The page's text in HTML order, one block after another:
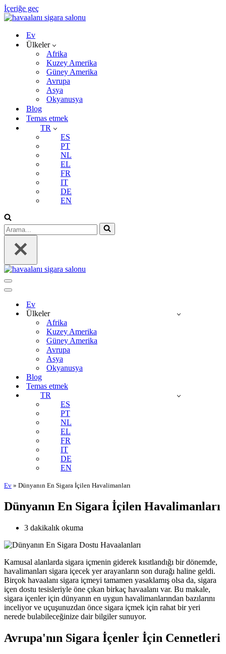
İçeriğe geç
Ev
Ülkeler
Afrika
Kuzey Amerika
Güney Amerika
Avrupa
Asya
Okyanusya
Blog
Temas etmek
TR
ES
PT
NL
EL
FR
IT
DE
EN
Arama...
Dolaşım
menüsü
Dolaşım
menüsüEv
Ülkeler
Afrika
Kuzey Amerika
Güney Amerika
Avrupa
Asya
Okyanusya
Blog
Temas etmek
TR
ES
PT
NL
EL
FR
IT
DE
EN
Ev » Dünyanın En Sigara İçilen Havalimanları
Dünyanın En Sigara İçilen Havalimanları
3 dakikalık okuma
Kamusal alanlarda sigara içmenin giderek kısıtlandığı bir dönemde,
havalimanları sigara içecek yer arayanların son durağı haline geldi.
Birçok havaalanı sigara içmeyi tamamen yasaklamış olsa da, sigara
içen dostu tesisleriyle öne çıkan birkaç havaalanı var. Bu makale,
sigara içenler için dünyanın en uygun havalimanlarından bazılarını
inceliyor ve uçuşunuzdan önce sigara içmek için rahat bir yeri
nerede bulabileceğinize dair bilgiler sunuyor.
Avrupa'nın Sigara İçenler İçin Cennetleri